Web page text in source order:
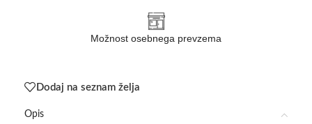
Možnost osebnega prevzema
Dodaj na seznam želja
Opis